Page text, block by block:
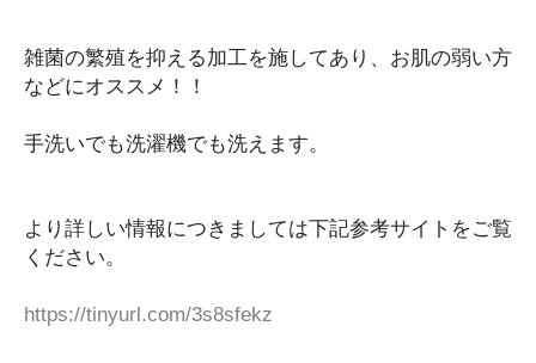
ケーブル類
その他
キーボード
マウス
雑菌の繁殖を抑える加工を施してあり、お肌の弱い方
などにオススメ！！
手洗いでも洗濯機でも洗えます。
より詳しい情報につきましては下記参考サイトをご覧
ください。
https://tinyurl.com/3s8sfekz